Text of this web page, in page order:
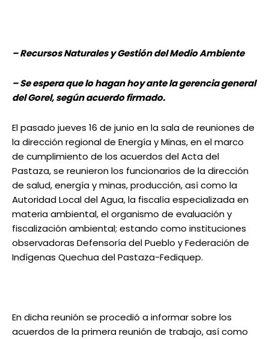
– Recursos Naturales y Gestión del Medio Ambiente
– Se espera que lo hagan hoy ante la gerencia general
del Gorel, según acuerdo firmado.
El pasado jueves 16 de junio en la sala de reuniones de
la dirección regional de Energía y Minas, en el marco
de cumplimiento de los acuerdos del Acta del
Pastaza, se reunieron los funcionarios de la dirección
de salud, energía y minas, producción, así como la
Autoridad Local del Agua, la fiscalía especializada en
materia ambiental, el organismo de evaluación y
fiscalización ambiental; estando como instituciones
observadoras Defensoría del Pueblo y Federación de
Indígenas Quechua del Pastaza-Fediquep.
En dicha reunión se procedió a informar sobre los
acuerdos de la primera reunión de trabajo, así como